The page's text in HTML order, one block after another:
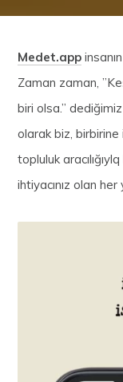
Medet.app
Zaman zaman,
biri olsa.”
olarak biz, birbirine
topluluk
ihtiyacınız olan